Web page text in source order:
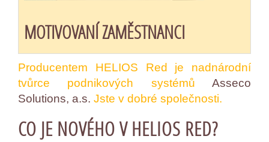
MOTIVOVANÍ ZAMĚSTNANCI
Producentem HELIOS Red je nadnárodní
tvůrce podnikových systémů Asseco
Solutions, a.s. Jste v dobré společnosti.
CO JE NOVÉHO V HELIOS RED?